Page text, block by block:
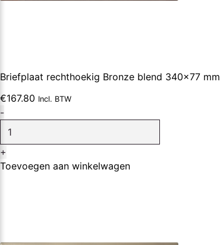
Briefplaat rechthoekig Bronze blend 340×77 mm
€167.80 Incl. BTW
Briefplaat
rechthoekig
blend
340x77
-
+
Toevoegen aan winkelwagen